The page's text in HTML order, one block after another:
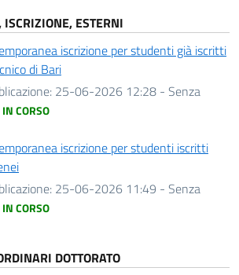
ESTERNI
iscrizione per studenti già iscritti
di Bari
25-06-2026 12:28 - Senza
IN CORSO
iscrizione per studenti iscritti
25-06-2026 11:49 - Senza
IN CORSO
DOTTORATO